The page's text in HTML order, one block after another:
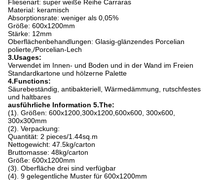
Fliesenart: super weiße Reihe Carraras
Material: keramisch
Absorptionsrate: weniger als 0,05%
Größe: 600x1200mm
Stärke: 12mm
Oberflächenbehandlungen: Glasig-glänzendes Porcelian
polierte,/Porcelian-Lech
3.Usages:
Verwendet im Innen- und Boden und in der Wand im Freien
Standardkartone und hölzerne Palette
4.Functions:
Säurebeständig, antibakteriell, Wärmedämmung, rutschfestes
und haltbares
ausführliche Information 5.The:
(1). Größen: 600x1200,300x1200,600x600, 300x600,
300x300mm
(2). Verpackung:
Quantität: 2 pieces/1.44sq.m
Nettogewicht: 47.5kg/carton
Bruttomasse: 48kg/carton
Größe: 600x1200mm
(3). Oberfläche drei sind verfügbar
(4). 9 gelegentliche Muster für 600x1200mm